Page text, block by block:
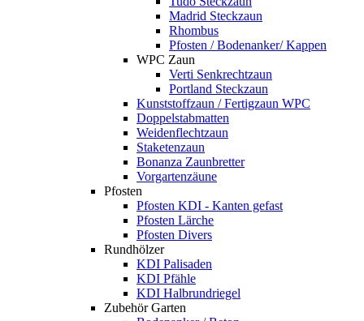
Madrid Steckzaun
Rhombus
Pfosten / Bodenanker/ Kappen
WPC Zaun
Verti Senkrechtzaun
Portland Steckzaun
Kunststoffzaun / Fertigzaun WPC
Doppelstabmatten
Weidenflechtzaun
Staketenzaun
Bonanza Zaunbretter
Vorgartenzäune
Pfosten
Pfosten KDI - Kanten gefast
Pfosten Lärche
Pfosten Divers
Rundhölzer
KDI Palisaden
KDI Pfähle
KDI Halbrundriegel
Zubehör Garten